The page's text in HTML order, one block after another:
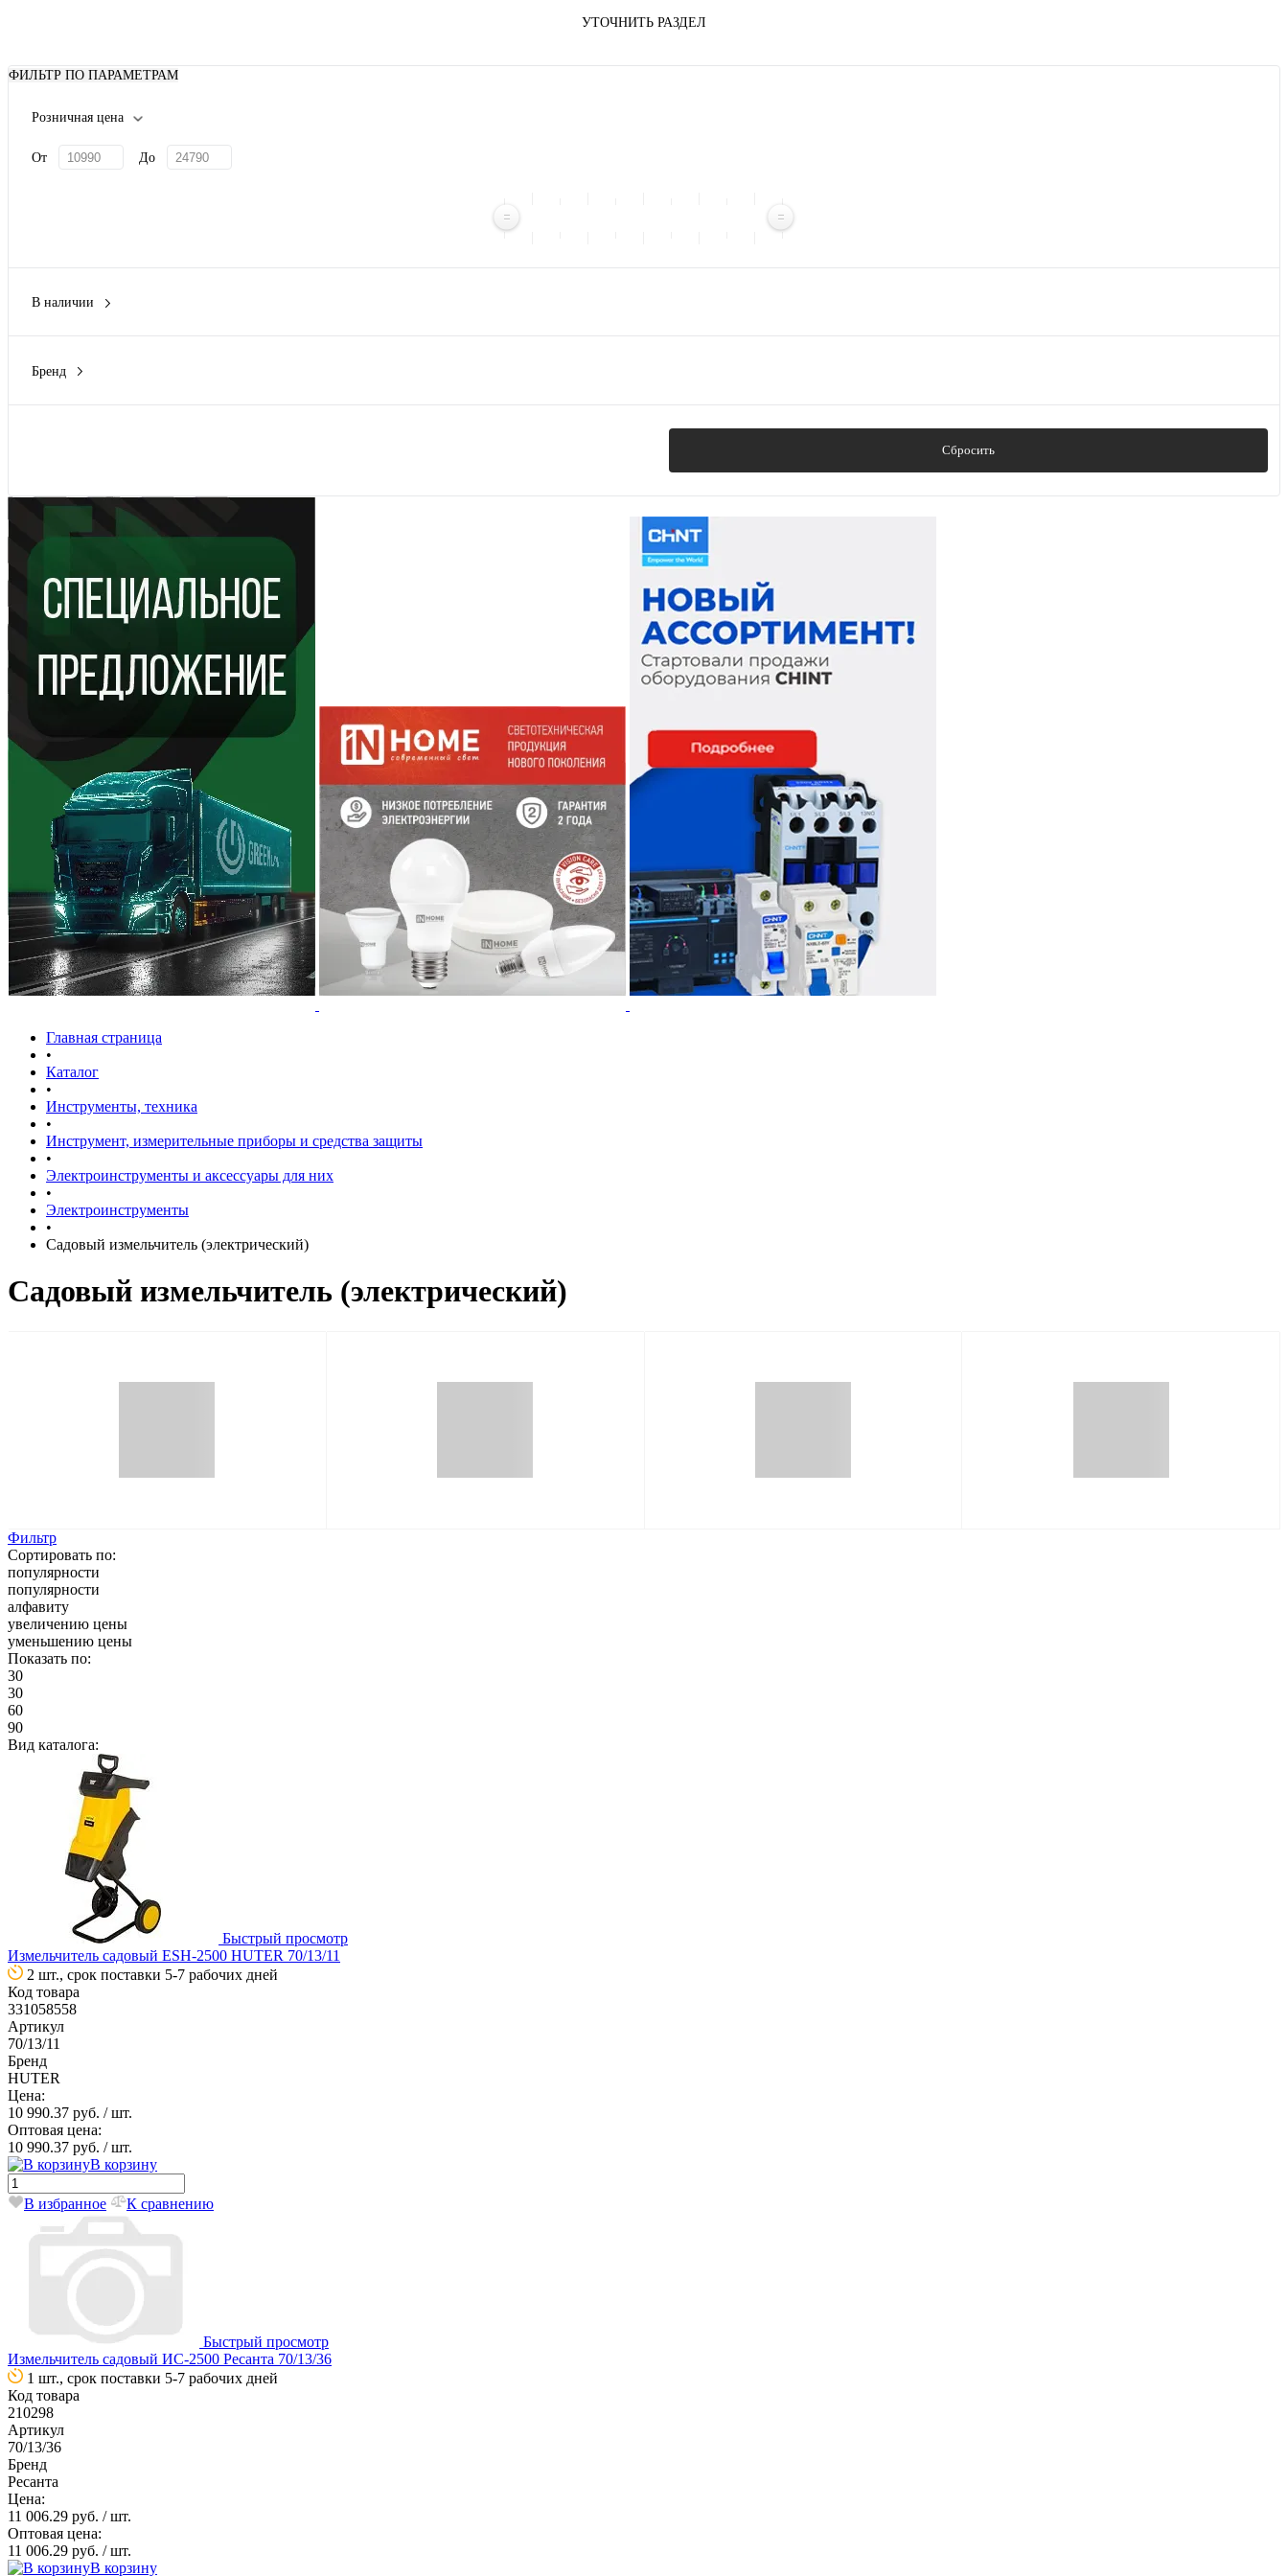
УТОЧНИТЬ РАЗДЕЛ
ФИЛЬТР ПО ПАРАМЕТРАМ
Розничная цена
От До
В наличии
Бренд
Сбросить
Главная страница
•
Каталог
•
Инструменты, техника
•
Инструмент, измерительные приборы и средства защиты
•
Электроинструменты и аксессуары для них
•
Электроинструменты
•
Садовый измельчитель (электрический)
Садовый измельчитель (электрический)
Фильтр
Сортировать по:
популярности
популярности
алфавиту
увеличению цены
уменьшению цены
Показать по:
30
30
60
90
Вид каталога:
Быстрый просмотр
Измельчитель садовый ESH-2500 HUTER 70/13/11
2 шт., срок поставки 5-7 рабочих дней
Код товара
331058558
Артикул
70/13/11
Бренд
HUTER
Цена:
10 990.37 руб. / шт.
Оптовая цена:
10 990.37 руб. / шт.
В корзину
В избранное К сравнению
Быстрый просмотр
Измельчитель садовый ИС-2500 Ресанта 70/13/36
1 шт., срок поставки 5-7 рабочих дней
Код товара
210298
Артикул
70/13/36
Бренд
Ресанта
Цена:
11 006.29 руб. / шт.
Оптовая цена:
11 006.29 руб. / шт.
В корзину